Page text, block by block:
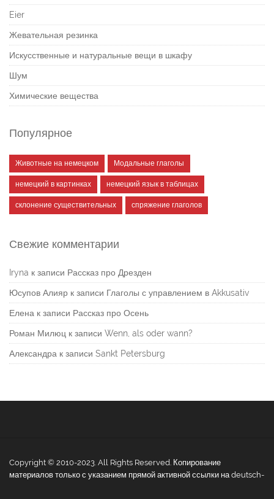
Eier
Жевательная резинка
Искусственные и натуральные вещи в шкафу
Шум
Химические вещества
Популярное
Животные на немецком Модальные глаголы
немецкий в картинках немецкий язык в таблицах
склонение существительных спряжение глаголов
Свежие комментарии
Iryna к записи Рассказ про Дрезден
Юсупов Алияр к записи Глаголы с управлением в Akkusativ
Елена к записи Рассказ про Осень
Роман Милюц к записи Wenn, als oder wann?
Александра к записи Sankt Petersburg
Copyright © 2010-2023. All Rights Reserved. Копирование
материалов только с указанием прямой активной ссылки на deutsch-